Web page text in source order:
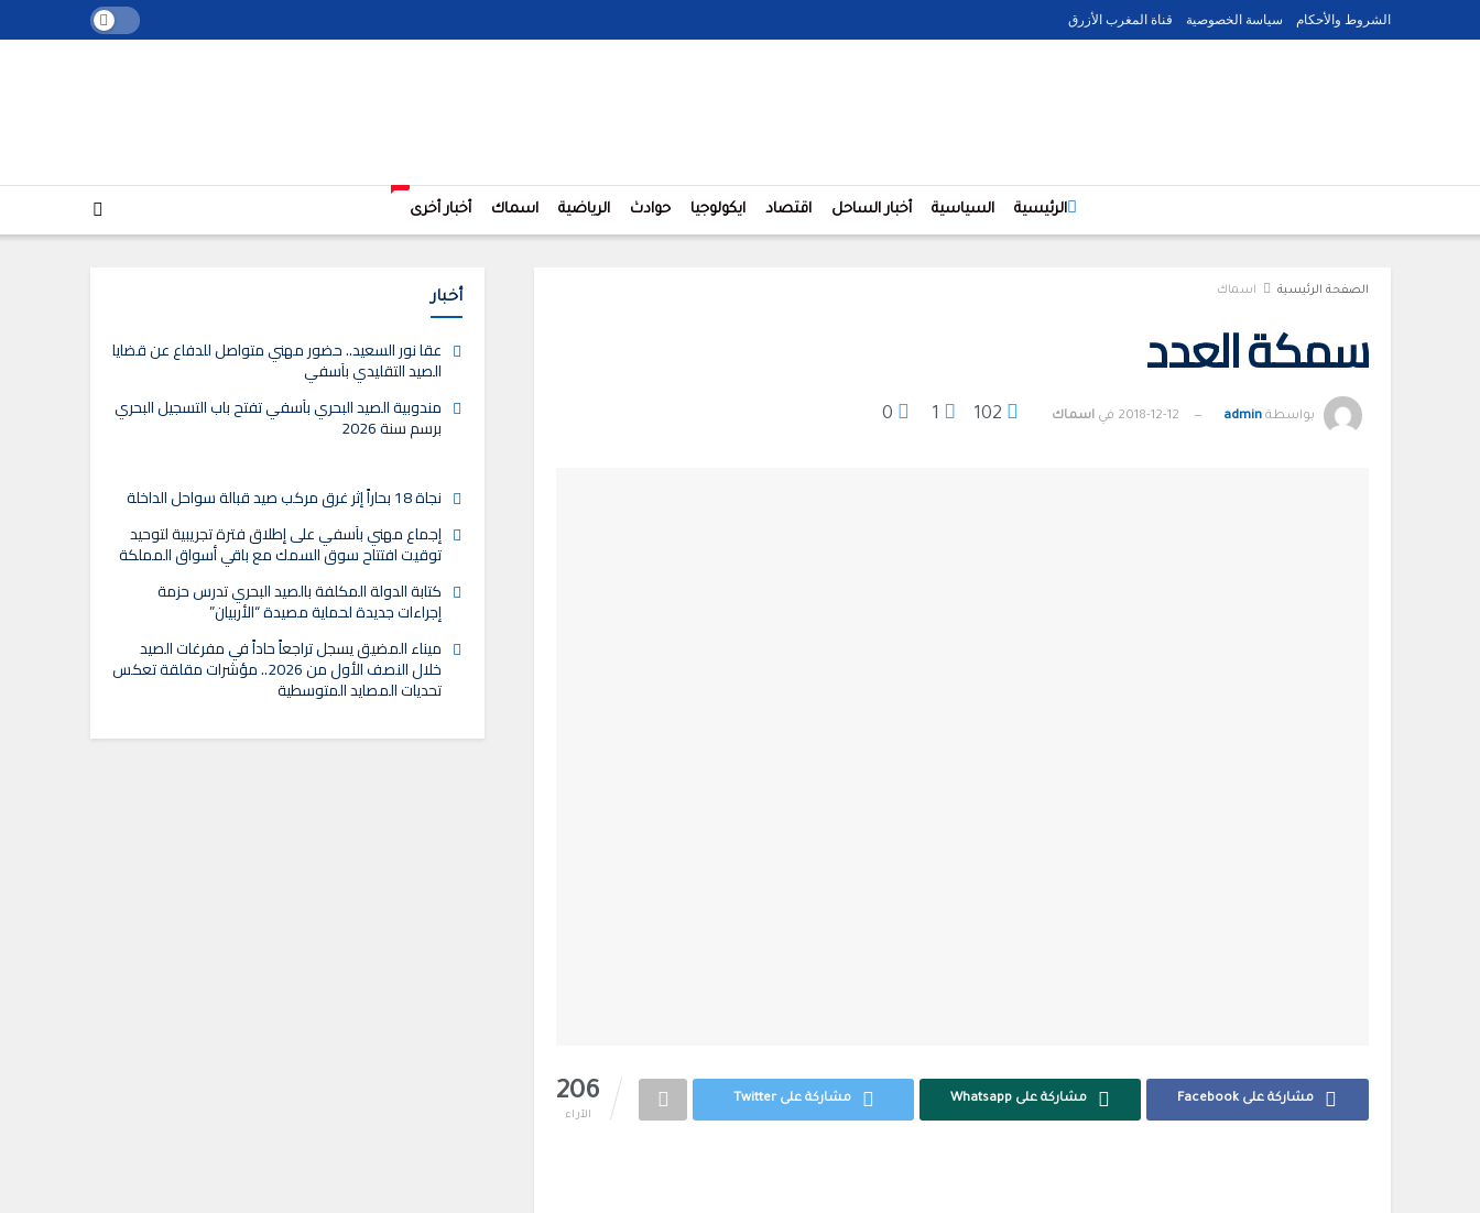
الشروط والأحكام سياسة الخصوصية قناة المغرب الأزرق
الرئيسية السياسية أخبار الساحل اقتصاد ايكولوجيا حوادث الرياضية اسماك أخبار أخرى
+
الصفحة الرئيسية اسماك
سمكة العدد
بواسطة admin
2018-12-12 في اسماك 102
1
206
الآراء
مشاركة على Facebook مشاركة على Whatsapp مشاركة على Twitter
أخبار
عقا نور السعيد.. حضور مهني متواصل للدفاع عن قضايا
الصيد التقليدي بآسفي
مندوبية الصيد البحري بآسفي تفتح باب التسجيل البحري
برسم سنة 2026
نجاة 18 بحاراً إثر غرق مركب صيد قبالة سواحل الداخلة
إجماع مهني بآسفي على إطلاق فترة تجريبية لتوحيد
توقيت افتتاح سوق السمك مع باقي أسواق المملكة
كتابة الدولة المكلفة بالصيد البحري تدرس حزمة
إجراءات جديدة لحماية مصيدة “الأربيان”
ميناء المضيق يسجل تراجعاً حاداً في مفرغات الصيد
خلال النصف الأول من 2026.. مؤشرات مقلقة تعكس
تحديات المصايد المتوسطية